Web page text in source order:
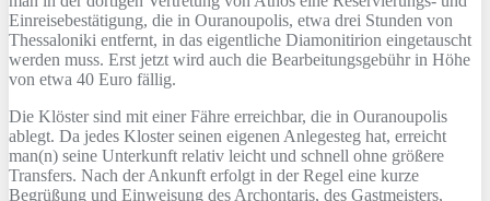
Einreisebestätigung, die in Ouranoupolis, etwa drei Stunden von
Thessaloniki entfernt, in das eigentliche Diamonitirion eingetauscht
werden muss. Erst jetzt wird auch die Bearbeitungsgebühr in Höhe
von etwa 40 Euro fällig.
Die Klöster sind mit einer Fähre erreichbar, die in Ouranoupolis
ablegt. Da jedes Kloster seinen eigenen Anlegesteg hat, erreicht
man(n) seine Unterkunft relativ leicht und schnell ohne größere
Transfers. Nach der Ankunft erfolgt in der Regel eine kurze
Begrüßung und Einweisung des Archontaris, des Gastmeisters,